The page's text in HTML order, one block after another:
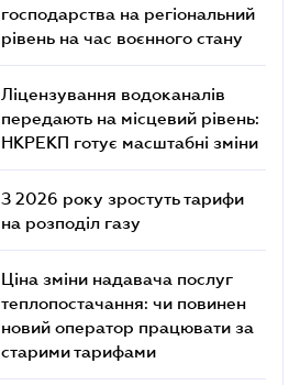
господарства на регіональний
рівень на час воєнного стану
Ліцензування водоканалів
передають на місцевий рівень:
НКРЕКП готує масштабні зміни
З 2026 року зростуть тарифи
на розподіл газу
Ціна зміни надавача послуг
теплопостачання: чи повинен
новий оператор працювати за
старими тарифами